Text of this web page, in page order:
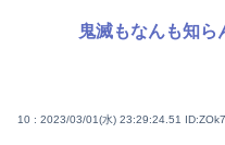
鬼滅もなんも知ら
10 : 2023/03/01(水) 23:29:24.51